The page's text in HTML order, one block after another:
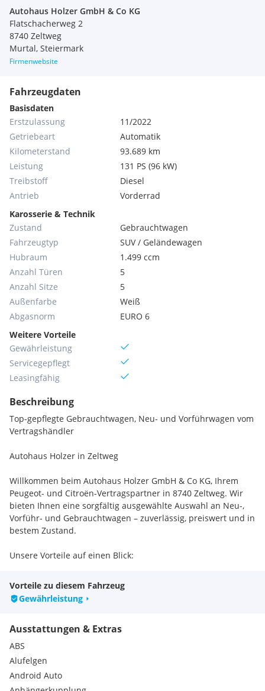
Autohaus Holzer GmbH & Co KG
Flatschacherweg 2
8740 Zeltweg
Murtal, Steiermark
Firmenwebsite
Fahrzeugdaten
Basisdaten
Erstzulassung
11/2022
Getriebeart
Automatik
Kilometerstand
93.689 km
Leistung
131 PS (96 kW)
Treibstoff
Diesel
Antrieb
Vorderrad
Karosserie & Technik
Zustand
Gebrauchtwagen
Fahrzeugtyp
SUV / Geländewagen
Hubraum
1.499 ccm
Anzahl Türen
5
Anzahl Sitze
5
Außenfarbe
Weiß
Abgasnorm
EURO 6
Weitere Vorteile
Gewährleistung
Servicegepflegt
Leasingfähig
Beschreibung
Top-gepflegte Gebrauchtwagen, Neu- und Vorführwagen vom
Vertragshändler
Autohaus Holzer in Zeltweg
Willkommen beim Autohaus Holzer GmbH & Co KG, Ihrem
Peugeot- und Citroën-Vertragspartner in 8740 Zeltweg. Wir
bieten Ihnen eine sorgfältig ausgewählte Auswahl an Neu-,
Vorführ- und Gebrauchtwagen – zuverlässig, preiswert und in
bestem Zustand.
Unsere Vorteile auf einen Blick:
• Gebrauchtwagengarantie auf Wunsch erhältlich
• Flexible Finanzierung & Leasing über die Stellantis Bank
• KFZ - Versicherung
• Unverbindliche Probefahrt jederzeit möglich
Ob Peugeot, Citroën oder andere Marken – bei uns finden Sie
Fahrzeuge, auf die Sie sich verlassen können. Besuchen Sie
uns in Zeltweg oder kontaktieren Sie uns – wir beraten Sie
Vorteile zu diesem Fahrzeug
Gewährleistung
Ausstattungen & Extras
ABS
Alufelgen
Android Auto